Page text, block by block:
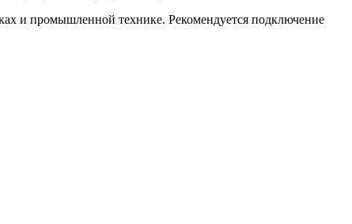
и промышленной технике. Рекомендуется подключение